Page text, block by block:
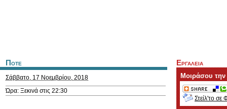
Ποτε
Σάββατο, 17 Νοεμβρίου, 2018
Ώρα: Ξεκινά στις 22:30
Εργαλεια
Μοιράσου
Στείλ'το σε